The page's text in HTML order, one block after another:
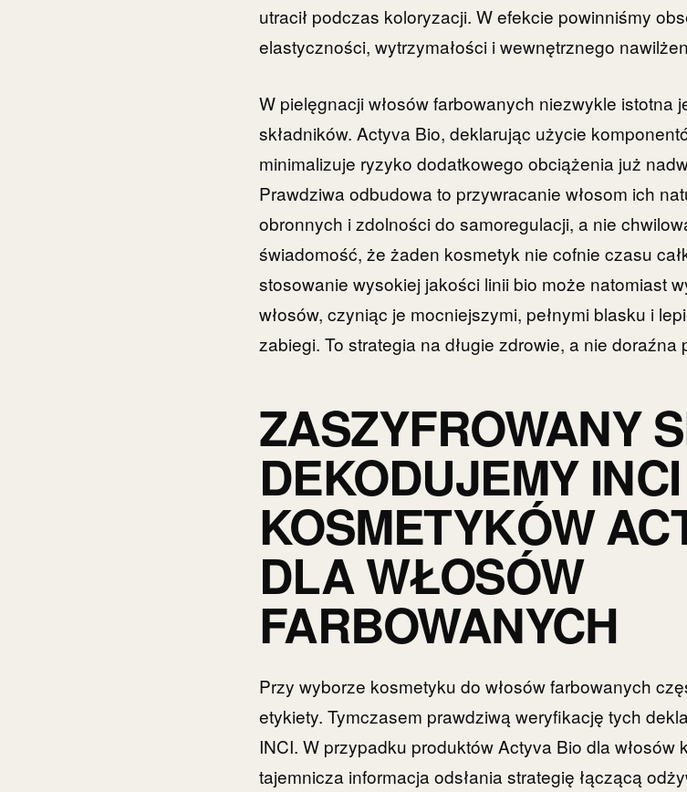
utracił podczas koloryzacji. W efekcie powinniśmy
elastyczności, wytrzymałości i wewnętrznego
W pielęgnacji włosów farbowanych niezwykle istotna
składników. Actyva Bio, deklarując użycie
minimalizuje ryzyko dodatkowego obciążenia już
Prawdziwa odbudowa to przywracanie włosom ich
obronnych i zdolności do samoregulacji, a nie
świadomość, że żaden kosmetyk nie cofnie czasu
stosowanie wysokiej jakości linii bio może natomiast
włosów, czyniąc je mocniejszymi, pełnymi blasku i
zabiegi. To strategia na długie zdrowie, a nie doraźna
ZASZYFROWANY
DEKODUJEMY INCI
KOSMETYKÓW
DLA WŁOSÓW
FARBOWANYCH
Przy wyborze kosmetyku do włosów farbowanych
etykiety. Tymczasem prawdziwą weryfikację tych
INCI. W przypadku produktów Actyva Bio dla włosów
tajemnicza informacja odsłania strategię łączącą